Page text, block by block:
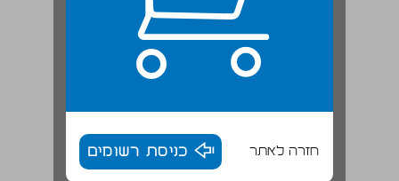
חזרה לאתר כניסת רשומים